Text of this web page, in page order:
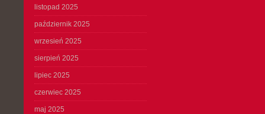
listopad 2025
październik 2025
wrzesień 2025
sierpień 2025
lipiec 2025
czerwiec 2025
maj 2025